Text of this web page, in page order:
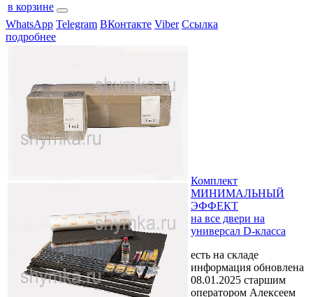
в корзине
WhatsApp Telegram ВКонтакте Viber Ссылка
подробнее
Комплект
МИНИМАЛЬНЫЙ
ЭФФЕКТ
на все двери на
универсал D-класса
есть на складе
информация обновлена
08.01.2025 старшим
оператором Алексеем